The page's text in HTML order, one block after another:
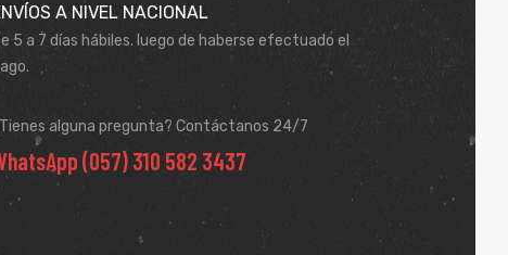
A NIVEL NACIONAL
5 a 7 días hábiles. luego de haberse efectuado el
alguna pregunta? Contáctanos 24/7
(057) 310 582 3437